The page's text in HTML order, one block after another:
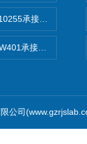
承接清远电子
承接食品QS认
公司